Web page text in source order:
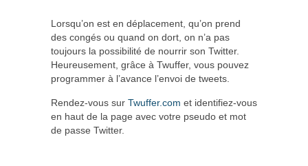
Lorsqu’on est en déplacement, qu’on prend
des congés ou quand on dort, on n’a pas
toujours la possibilité de nourrir son Twitter.
Heureusement, grâce à Twuffer, vous pouvez
programmer à l’avance l’envoi de tweets.
Rendez-vous sur Twuffer.com et identifiez-vous
en haut de la page avec votre pseudo et mot
de passe Twitter.